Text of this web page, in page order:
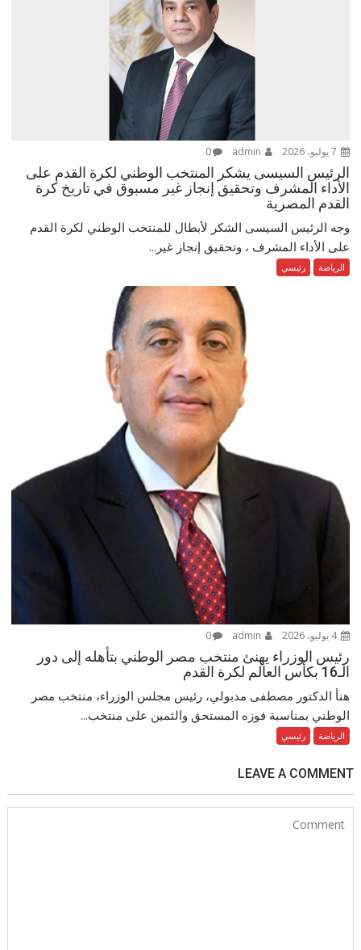
0
الرئيس السيسى يشكر المنتخب الوطني لكرة القدم على
الأداء المشرف وتحقيق إنجاز غير مسبوق في تاريخ كرة
القدم المصرية
وجه الرئيس السيسى الشكر لأبطال للمنتخب الوطني لكرة القدم
على الأداء المشرف ، وتحقيق إنجاز غير...
الرياضة رئيسي
4 يوليو، 2026 0
رئيس الوزراء يهنئ منتخب مصر الوطني بتأهله إلى دور
الـ16 بكأس العالم لكرة القدم
هنأ الدكتور مصطفى مدبولي، رئيس مجلس الوزراء، منتخب مصر
الوطني بمناسبة فوزه المستحق والثمين على منتخب...
الرياضة رئيسي
LEAVE A COMMENT